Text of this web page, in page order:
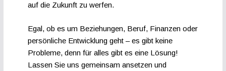
auf die Zukunft zu werfen.
Egal, ob es um Beziehungen, Beruf, Finanzen oder
persönliche Entwicklung geht – es gibt keine
Probleme, denn für alles gibt es eine Lösung!
Lassen Sie uns gemeinsam ansetzen und